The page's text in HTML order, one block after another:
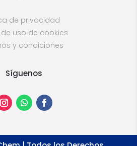
de privacidad
uso de cookies
y condiciones
Síguenos